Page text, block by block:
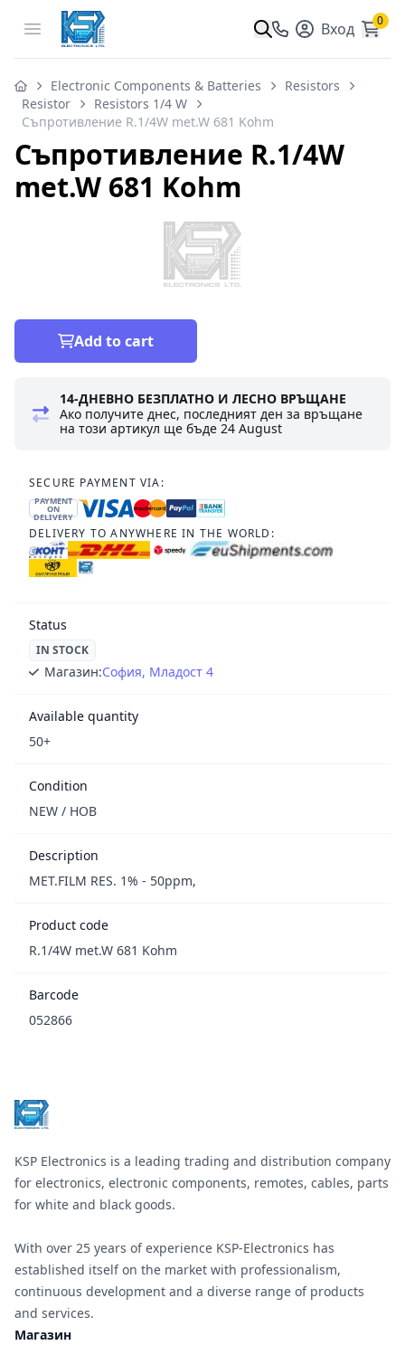
Open menu Вход 0
Electronic Components & Batteries
Resistors
Resistor
Resistors 1/4 W
Съпротивление R.1/4W met.W 681 Kohm
Съпротивление R.1/4W
met.W 681 Kohm
Add to cart
14-ДНЕВНО БЕЗПЛАТНО И ЛЕСНО ВРЪЩАНЕ
Ако получите днес, последният ден за връщане
на този артикул ще бъде24 August
SECURE PAYMENT VIA:
PAYMENT
ON
DELIVERY
DELIVERY TO ANYWHERE IN THE WORLD:
Status
IN STOCK
Магазин:София, Младост 4
Available quantity
50+
Condition
NEW / НОВ
Description
MET.FILM RES. 1% - 50ppm,
Product code
R.1/4W met.W 681 Kohm
Barcode
052866
KSP Electronics is a leading trading and distribution company
for electronics, electronic components, remotes, cables, parts
for white and black goods.
With over 25 years of experience KSP-Electronics has
established itself on the market with professionalism,
continuous development and a diverse range of products
and services.
Магазин